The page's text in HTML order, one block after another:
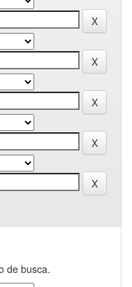
de busca.